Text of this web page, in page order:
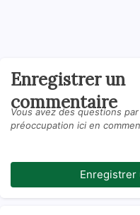
Enregistrer un
commentaire
Vous avez des questions
préoccupation ici en
Enregistrer